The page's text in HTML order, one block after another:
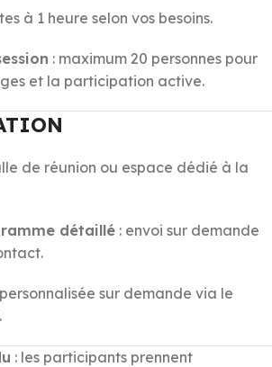
à 1 heure selon vos besoins.
: maximum 20 personnes pour
et la participation active.
de réunion ou espace dédié à la
détaillé : envoi sur demande
sur demande via le
: les participants prennent